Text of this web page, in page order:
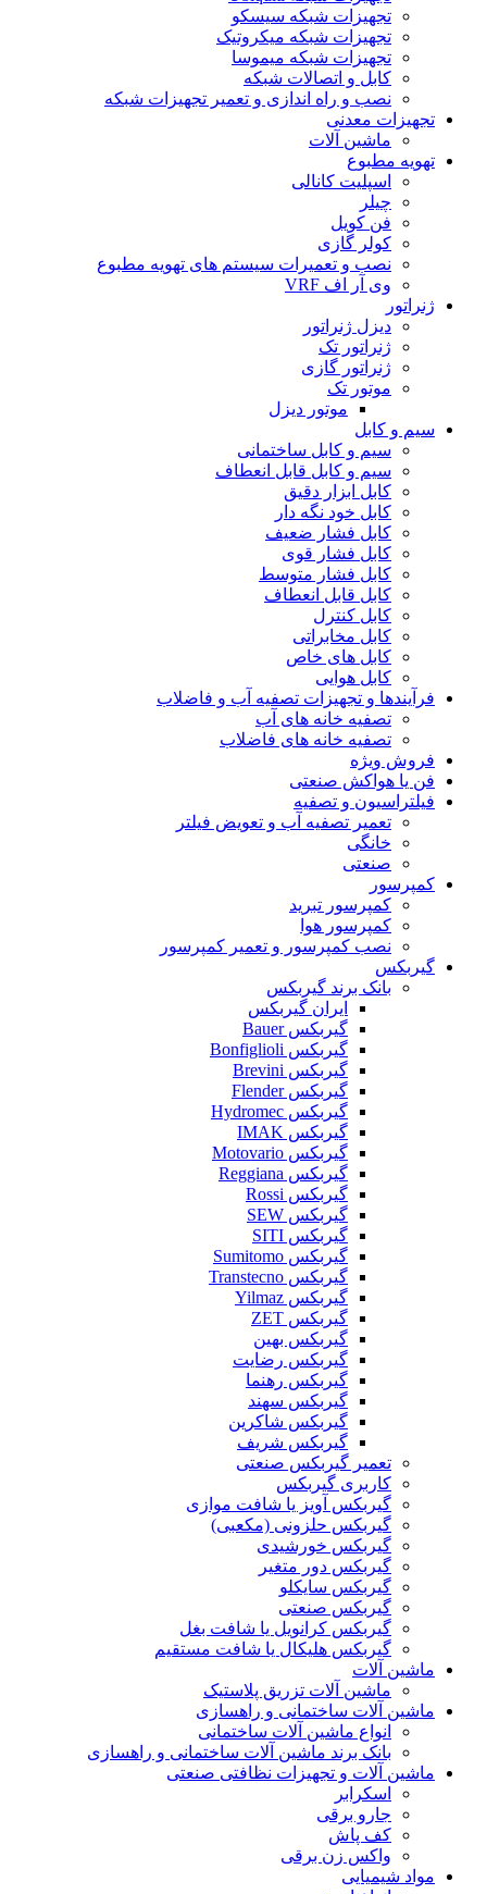
تجهیزات شبکه سیسکو
تجهیزات شبکه میکروتیک
تجهیزات شبکه میموسا
کابل و اتصالات شبکه
نصب و راه اندازی و تعمیر تجهیزات شبکه
تجهیزات معدنی
ماشین آلات
تهویه مطبوع
اسپلیت کانالی
چیلر
فن کویل
کولر گازی
نصب و تعمیرات سیستم های تهویه مطبوع
وی آر اف VRF
ژنراتور
دیزل ژنراتور
ژنراتور تک
ژنراتور گازی
موتور تک
موتور دیزل
سیم و کابل
سیم و کابل ساختمانی
سیم و کابل قابل انعطاف
کابل ابزار دقیق
کابل خود نگه دار
کابل فشار ضعیف
کابل فشار قوی
کابل فشار متوسط
کابل قابل انعطاف
کابل کنترل
کابل مخابراتی
کابل های خاص
کابل هوایی
فرآیندها و تجهیزات تصفیه آب و فاضلاب
تصفیه خانه های آب
تصفیه خانه های فاضلاب
فروش ویژه
فن یا هواکش صنعتی
فیلتراسیون و تصفیه
تعمیر تصفیه آب و تعویض فیلتر
خانگی
صنعتی
کمپرسور
کمپرسور تبرید
کمپرسور هوا
نصب کمپرسور و تعمیر کمپرسور
گیربکس
بانک برند گیربکس
ایران گیربکس
گیربکس Bauer
گیربکس Bonfiglioli
گیربکس Brevini
گیربکس Flender
گیربکس Hydromec
گیربکس IMAK
گیربکس Motovario
گیربکس Reggiana
گیربکس Rossi
گیربکس SEW
گیربکس SITI
گیربکس Sumitomo
گیربکس Transtecno
گیربکس Yilmaz
گیربکس ZET
گیربکس بهین
گیربکس رضایت
گیربکس رهنما
گیربکس سهند
گیربکس شاکرین
گیربکس شریف
تعمیر گیربکس صنعتی
کاربری گیربکس
گیربکس آویز یا شافت موازی
گیربکس حلزونی (مکعبی)
گیربکس خورشیدی
گیربکس دور متغیر
گیربکس سایکلو
گیربکس صنعتی
گیربکس کرانویل یا شافت بغل
گیربکس هلیکال یا شافت مستقیم
ماشین آلات
ماشین آلات تزریق پلاستیک
ماشین آلات ساختمانی و راهسازی
انواع ماشین آلات ساختمانی
بانک برند ماشین آلات ساختمانی و راهسازی
ماشین آلات و تجهیزات نظافتی صنعتی
اسکرابر
جارو برقی
کف پاش
واکس زن برقی
مواد شیمیایی